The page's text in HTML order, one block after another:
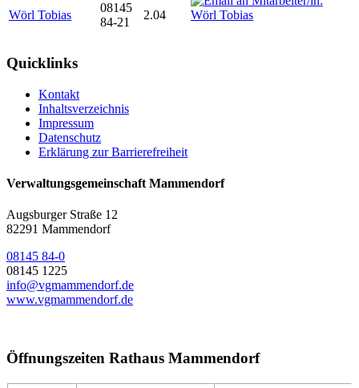
Wörl Tobias
08145
84-21
2.04
Quicklinks
Kontakt
Inhaltsverzeichnis
Impressum
Datenschutz
Erklärung zur Barrierefreiheit
Verwaltungsgemeinschaft Mammendorf
Augsburger Straße 12
82291 Mammendorf
08145 84-0
08145 1225
info@vgmammendorf.de
www.vgmammendorf.de
Öffnungszeiten Rathaus Mammendorf